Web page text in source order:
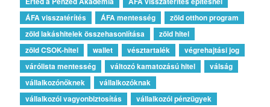
ÁFA visszatérítés
ÁFA mentesség
zöld otthon program
zöld lakáshitelek összehasonlítása
zöld hitel
zöld CSOK-hitel
wallet vésztartalék
végrehajtási jog
várólista mentesség
változó kamatozású hitel
válság
vállalkozónőknek
vállalkozóknak
vállalkozói vagyonbiztosítás
vállalkozói pénzügyek